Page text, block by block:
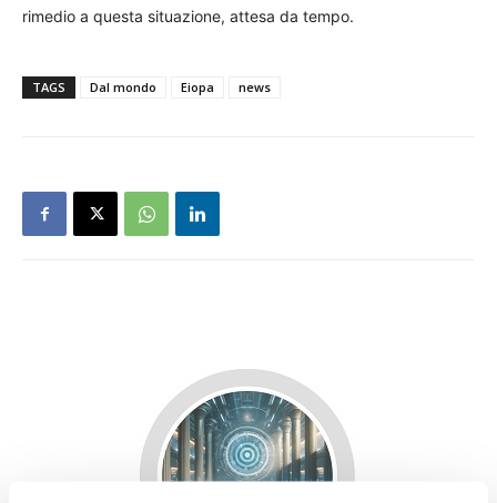
rimedio a questa situazione, attesa da tempo.
TAGS Dal mondo Eiopa news